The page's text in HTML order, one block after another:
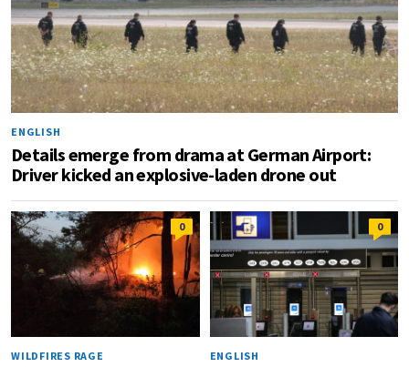
ENGLISH
Details emerge from drama at German Airport:
Driver kicked an explosive-laden drone out
0
WILDFIRES RAGE
0
ENGLISH